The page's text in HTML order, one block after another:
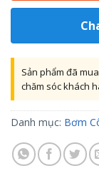
Sản phẩm đã
chăm sóc khách
Danh mục: Bơm